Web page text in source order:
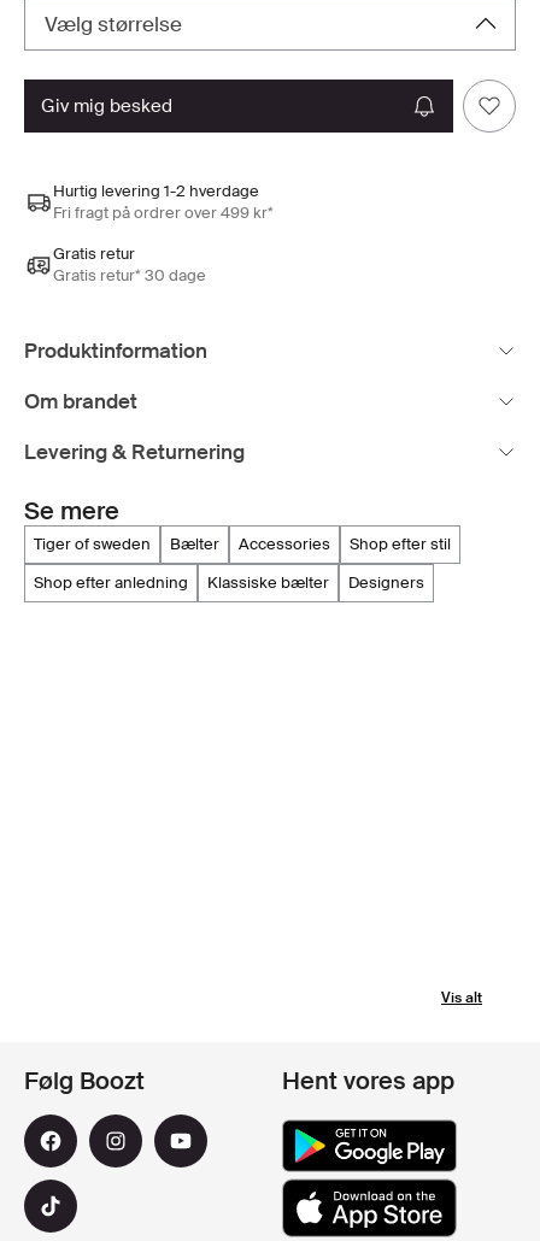
Vælg størrelse
giv mig besked
Hurtig levering 1-2 hverdage
Fri fragt på ordrer over 499 kr*
Gratis retur
Gratis retur* 30 dage
Produktinformation
Om brandet
Levering & Returnering
Se mere
tiger of sweden bælter accessories
shop efter stil
shop efter anledning
klassiske bælter designers
Vis alt
Følg Boozt Hent vores app